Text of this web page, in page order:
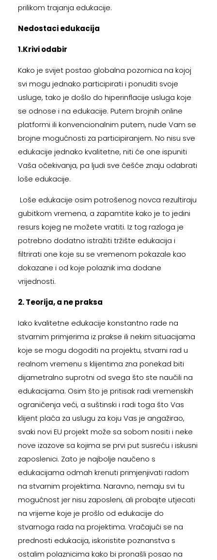
prilikom trajanja edukacije.
Nedostaci edukacija
1.Krivi odabir
Kako je svijet postao globalna pozornica na kojoj
svi mogu jednako participirati i ponuditi svoje
usluge, tako je došlo do hiperinflacije usluga koje
se odnose i na edukacije. Putem brojnih online
platformi ili konvencionalnim putem, nude Vam se
brojne mogućnosti za participiranjem. No nisu sve
edukacije jednako kvalitetne, niti će one ispuniti
Vaša očekivanja, pa ljudi sve češće znaju odabrati
loše edukacije.
Loše edukacije osim potrošenog novca rezultiraju
gubitkom vremena, a zapamtite kako je to jedini
resurs kojeg ne možete vratiti. Iz tog razloga je
potrebno dodatno istražiti tržište edukacija i
filtrirati one koje su se vremenom pokazale kao
dokazane i od koje polaznik ima dodane
vrijednosti.
2. Teorija, a ne praksa
Iako kvalitetne edukacije konstantno rade na
stvarnim primjerima iz prakse ili nekim situacijama
koje se mogu dogoditi na projektu, stvarni rad u
realnom vremenu s klijentima zna ponekad biti
dijametralno suprotni od svega što ste naučili na
edukacijama. Osim što je pritisak radi vremenskih
ograničenja veći, a suštinski i radi toga što Vas
klijent plaća za uslugu za koju Vas je angažirao,
svaki novi EU projekt može sa sobom nositi i neke
nove izazove sa kojima se prvi put susreću i iskusni
zaposlenici. Zato je najbolje naučeno s
edukacijama odmah krenuti primjenjivati radom
na stvarnim projektima. Naravno, nemaju svi tu
mogućnost jer nisu zaposleni, ali probajte utjecati
na vrijeme koje je prošlo od edukacije do
stvarnoga rada na projektima. Vračajući se na
prednosti edukacija, iskoristite poznanstva s
ostalim polaznicima kako bi pronašli posao na